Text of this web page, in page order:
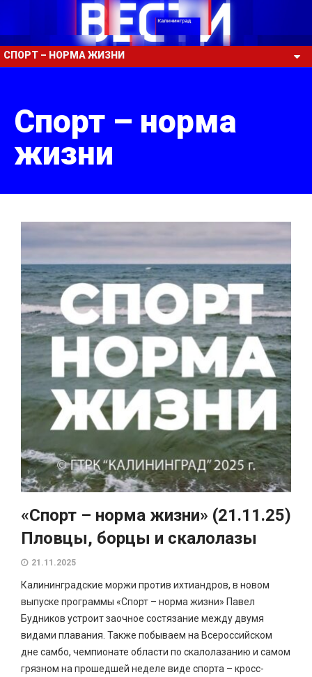
СПОРТ – НОРМА ЖИЗНИ
Спорт – норма
жизни
«Спорт – норма жизни» (21.11.25)
Пловцы, борцы и скалолазы
21.11.2025
Калининградские моржи против ихтиандров, в новом
выпуске программы «Спорт – норма жизни» Павел
Будников устроит заочное состязание между двумя
видами плавания. Также побываем на Всероссийском
дне самбо, чемпионате области по скалолазанию и самом
грязном на прошедшей неделе виде спорта – кросс-